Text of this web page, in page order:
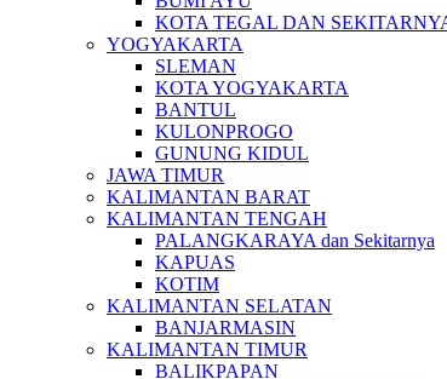
KOTA TEGAL DAN
YOGYAKARTA
SLEMAN
KOTA YOGYAKARTA
BANTUL
KULONPROGO
GUNUNG KIDUL
JAWA TIMUR
KALIMANTAN BARAT
KALIMANTAN TENGAH
PALANGKARAYA dan Sekitarnya
KAPUAS
KOTIM
KALIMANTAN SELATAN
BANJARMASIN
KALIMANTAN TIMUR
BALIKPAPAN